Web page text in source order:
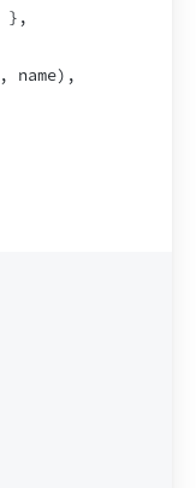
} ,
, name) ,